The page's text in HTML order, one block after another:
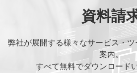
資料請
弊社が展開する様々なサービス・
案内。
すべて無料でダウンロード